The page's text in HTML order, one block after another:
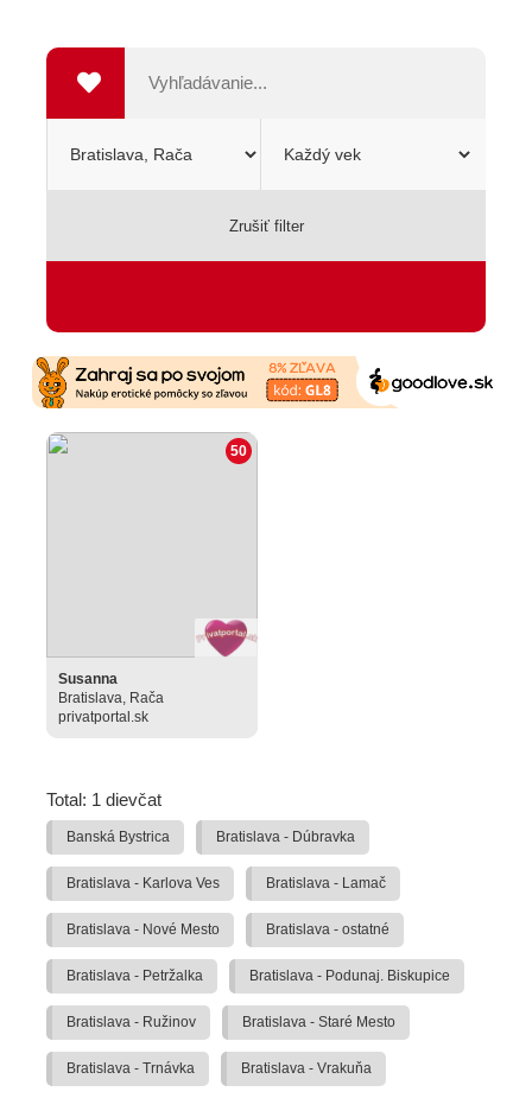
Zrušiť filter
Susanna
50
Bratislava, Rača
privatportal.sk
Total: 1 dievčat
Banská Bystrica Bratislava - Dúbravka
Bratislava - Karlova Ves Bratislava - Lamač
Bratislava - Nové Mesto Bratislava - ostatné
Bratislava - Petržalka Bratislava - Podunaj. Biskupice
Bratislava - Ružinov Bratislava - Staré Mesto
Bratislava - Trnávka Bratislava - Vrakuňa